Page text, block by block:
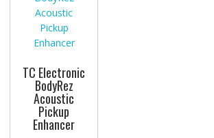
TC Electronic
BodyRez
Acoustic
Pickup
Enhancer